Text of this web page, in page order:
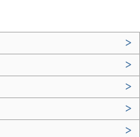
>
>
>
>
>